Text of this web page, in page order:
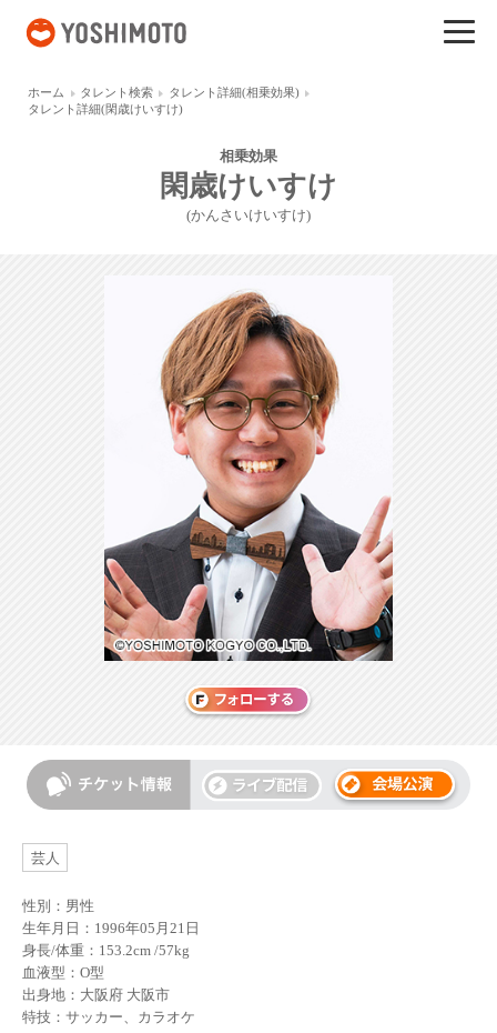
ホーム タレント検索
タレント詳細(相乗効果)
タレント詳細(閑歳けいすけ)
相乗効果
閑歳けいすけ
(かんさいけいすけ)
芸人
性別：男性
生年月日：1996年05月21日
身長/体重：153.2cm /57kg
血液型：O型
出身地：大阪府 大阪市
特技：サッカー、カラオケ